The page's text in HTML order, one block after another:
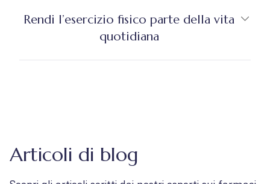
Rendi l’esercizio fisico parte della vita
quotidiana
Articoli di blog